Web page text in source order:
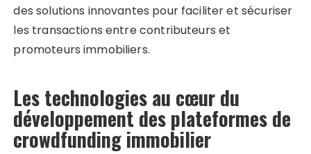
des solutions innovantes pour faciliter et sécuriser
les transactions entre contributeurs et
promoteurs immobiliers.
Les technologies au cœur du
développement des plateformes de
crowdfunding immobilier